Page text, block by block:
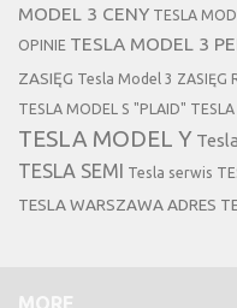
MODEL 3 CENY TESLA
OPINIE TESLA MODEL 3
ZASIĘG Tesla Model 3 ZASIĘG
TESLA MODEL S "PLAID"
TESLA MODEL Y
TESLA SEMI Tesla serwis
TESLA WARSZAWA ADRES
MORE